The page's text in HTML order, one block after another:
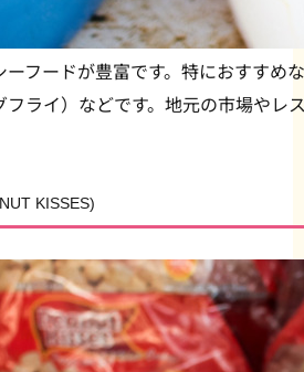
フードが豊富です。特におすすめ
フライ）などです。地元の市場やレ
KISSES)